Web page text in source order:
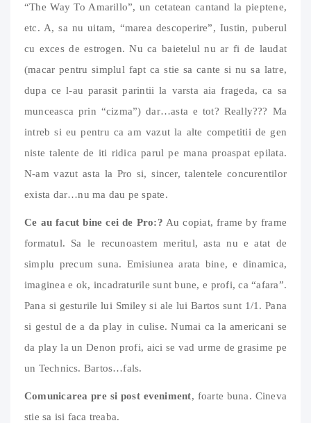
“The Way To Amarillo”, un cetatean cantand la pieptene,
etc. A, sa nu uitam, “marea descoperire”, Iustin, puberul
cu exces de estrogen. Nu ca baietelul nu ar fi de laudat
(macar pentru simplul fapt ca stie sa cante si nu sa latre,
dupa ce l-au parasit parintii la varsta aia frageda, ca sa
munceasca prin “cizma”) dar…asta e tot? Really??? Ma
intreb si eu pentru ca am vazut la alte competitii de gen
niste talente de iti ridica parul pe mana proaspat epilata.
N-am vazut asta la Pro si, sincer, talentele concurentilor
exista dar…nu ma dau pe spate.
Ce au facut bine cei de Pro:? Au copiat, frame by frame
formatul. Sa le recunoastem meritul, asta nu e atat de
simplu precum suna. Emisiunea arata bine, e dinamica,
imaginea e ok, incadraturile sunt bune, e profi, ca “afara”.
Pana si gesturile lui Smiley si ale lui Bartos sunt 1/1. Pana
si gestul de a da play in culise. Numai ca la americani se
da play la un Denon profi, aici se vad urme de grasime pe
un Technics. Bartos…fals.
Comunicarea pre si post eveniment, foarte buna. Cineva
stie sa isi faca treaba.